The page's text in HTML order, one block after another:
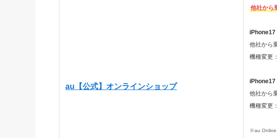
au【公式】オンラインショップ
他社から
iPhone17
他社から
機種変更
iPhone17
他社から
機種変更
※au Online